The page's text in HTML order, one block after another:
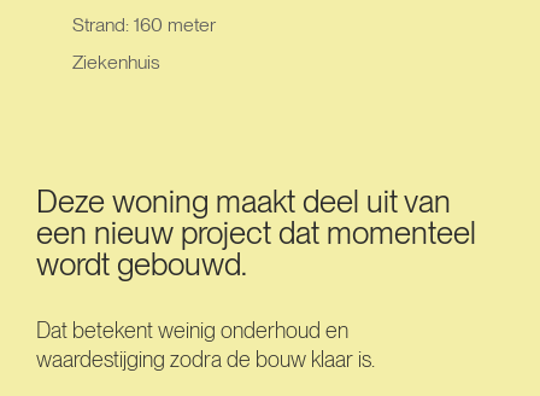
Strand: 160 meter
Ziekenhuis
Deze woning maakt deel uit van
een nieuw project dat momenteel
wordt gebouwd.
Dat betekent weinig onderhoud en
waardestijging zodra de bouw klaar is.